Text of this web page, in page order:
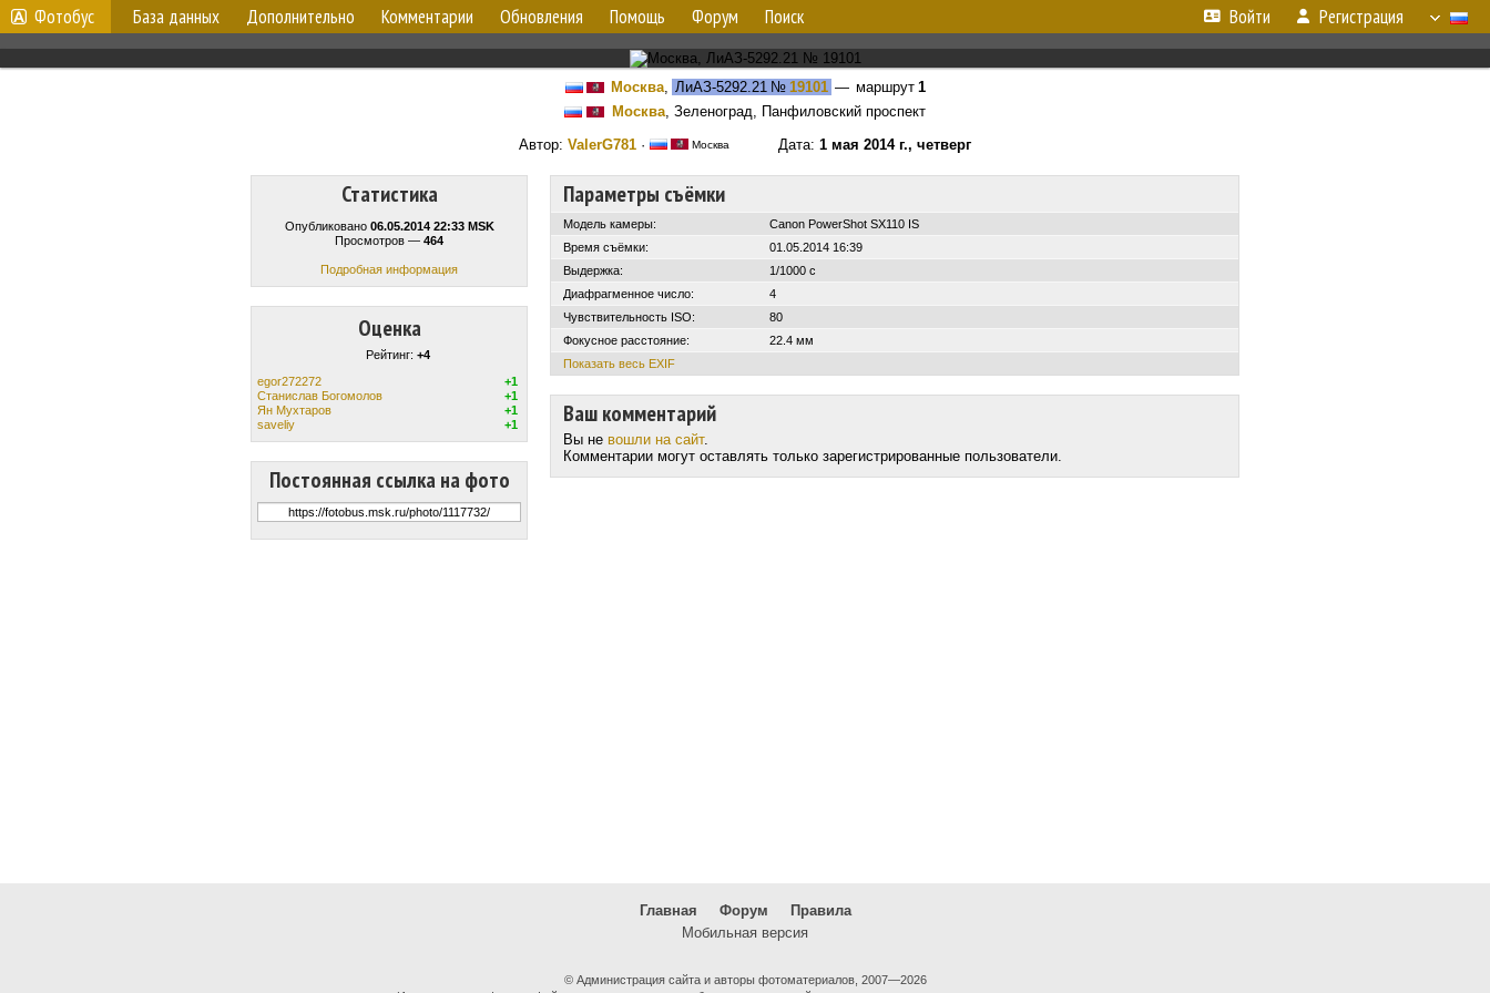
Фотобус База данных Дополнительно Комментарии Обновления Помощь Форум Поиск Войти Регистрация
Москва, ЛиАЗ-5292.21№ 19101 — маршрут 1
Москва, Зеленоград, Панфиловский проспект
Автор: ValerG781 · Москва Дата: 1 мая 2014 г., четверг
Статистика
Опубликовано 06.05.2014 22:33 MSK
Просмотров — 464
Подробная информация
Оценка
Рейтинг: +4
egor272272
+1
Станислав Богомолов
+1
Ян Мухтаров
+1
saveliy
+1
Постоянная ссылка на фото
Параметры съёмки
Модель камеры:
Canon PowerShot SX110 IS
Время съёмки:
01.05.2014 16:39
Выдержка:
1/1000 с
Диафрагменное число:
4
Чувствительность ISO:
80
Фокусное расстояние:
22.4 мм
Показать весь EXIF
Ваш комментарий
Вы не вошли на сайт.
Комментарии могут оставлять только зарегистрированные пользователи.
Главная Форум
Правила
Мобильная версия
© Администрация сайта и авторы фотоматериалов, 2007—2026